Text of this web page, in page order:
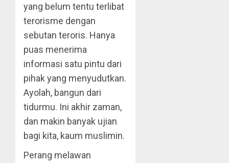
yang belum tentu terlibat
terorisme dengan
sebutan teroris. Hanya
puas menerima
informasi satu pintu dari
pihak yang menyudutkan.
Ayolah, bangun dari
tidurmu. Ini akhir zaman,
dan makin banyak ujian
bagi kita, kaum muslimin.
Perang melawan